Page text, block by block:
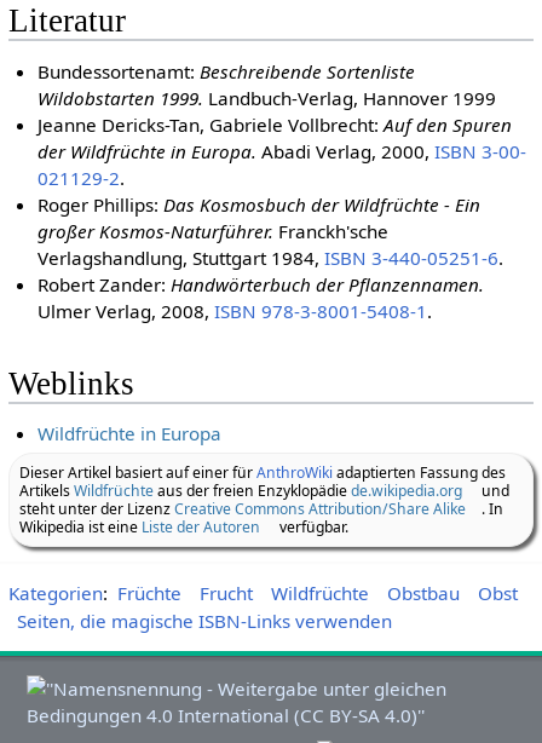
Literatur
Bundessortenamt: Beschreibende Sortenliste
Wildobstarten 1999. Landbuch-Verlag, Hannover 1999
Jeanne Dericks-Tan, Gabriele Vollbrecht:Auf den Spuren
der Wildfrüchte in Europa. Abadi Verlag, 2000,ISBN 3-00-
021129-2.
Roger Phillips: Das Kosmosbuch der Wildfrüchte - Ein
großer Kosmos-Naturführer. Franckh'sche
Verlagshandlung, Stuttgart 1984,ISBN 3-440-05251-6.
Robert Zander: Handwörterbuch der Pflanzennamen.
Ulmer Verlag, 2008,ISBN 978-3-8001-5408-1 .
Weblinks
Wildfrüchte in Europa
Dieser Artikel basiert auf einer fürAnthroWiki adaptierten Fassung des
ArtikelsWildfrüchteaus der freien Enzyklopädiede.wikipedia.org
und
steht unter der LizenzCreative Commons Attribution/Share Alike
. In
Wikipedia ist eine Liste der Autoren verfügbar.
Kategorien: Früchte Frucht Wildfrüchte Obstbau
Obst
Seiten, die magische ISBN-Links verwenden